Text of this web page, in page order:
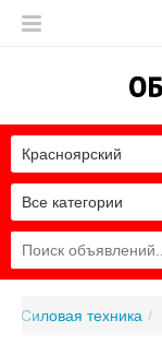
Все категории
Красноярский
Силовая техника